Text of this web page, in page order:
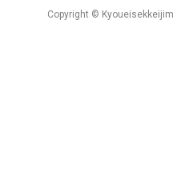
Copyright ©